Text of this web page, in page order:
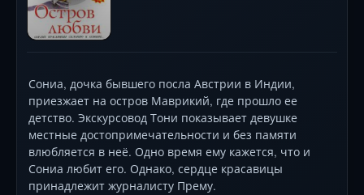
Сониа, дочка бывшего посла Австрии в Индии,
приезжает на остров Маврикий, где прошло ее
детство. Экскурсовод Тони показывает девушке
местные достопримечательности и без памяти
влюбляется в неё. Одно время ему кажется, что и
Сониа любит его. Однако, сердце красавицы
принадлежит журналисту Прему.